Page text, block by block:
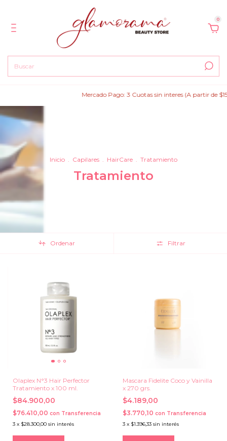
0
Mercado Pago: 3 Cuotas sin interes (A partir de
Inicio . Capilares . HairCare . Tratamiento
Tratamiento
Ordenar Filtrar
Olaplex N°3 Hair Perfector
Tratamiento x 100 ml.
$84.900,00
$76.410,00 con Transferencia
3 x $28.300,00 sin interés
Mascara Fidelite Coco y Vainilla
x 270 grs.
$4.189,00
$3.770,10 con Transferencia
3 x $1.396,33 sin interés